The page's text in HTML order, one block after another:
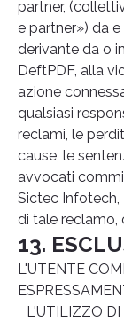
partner,
e partner») da
derivante da o
DeftPDF, alla
azione
qualsiasi
reclami, le
cause, le
avvocati
Sictec Infotech,
di tale reclamo,
13.
L'UTENTE
L'UTILIZZO DI